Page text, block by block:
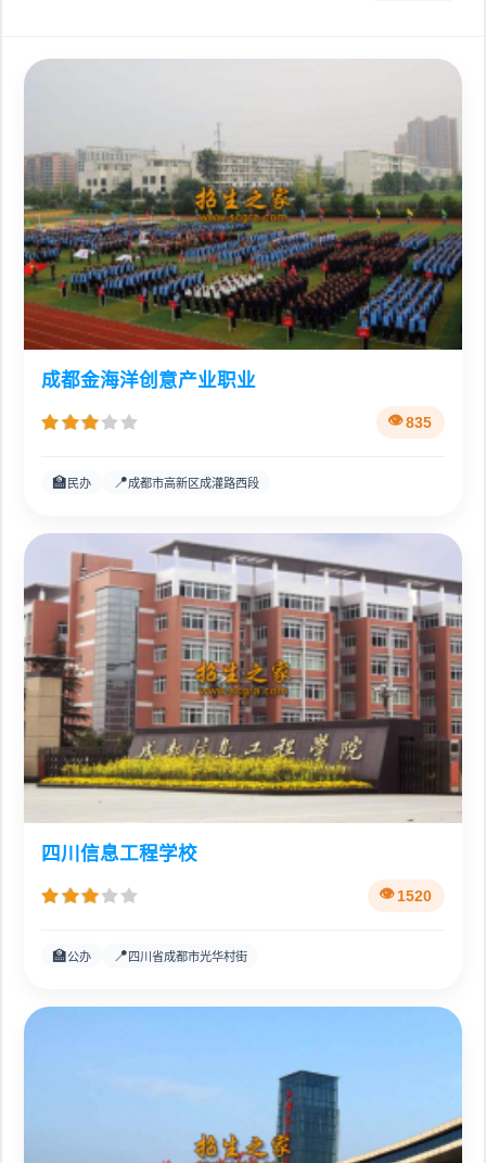
成都金海洋创意产业职业
835
🏫 民办 📍成都市高新区成灌路西段
四川信息工程学校
1520
🏫公办 📍四川省成都市光华村街